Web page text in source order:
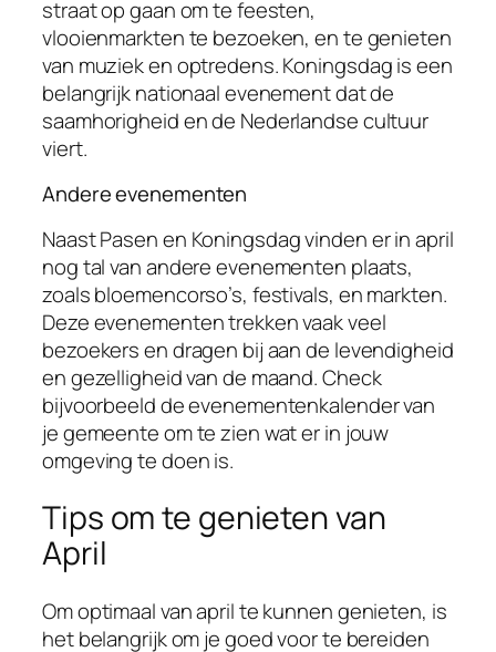
straat op gaan om te feesten,
vlooienmarkten te bezoeken, en te genieten
van muziek en optredens. Koningsdag is een
belangrijk nationaal evenement dat de
saamhorigheid en de Nederlandse cultuur
viert.
Andere evenementen
Naast Pasen en Koningsdag vinden er in april
nog tal van andere evenementen plaats,
zoals bloemencorso’s, festivals, en markten.
Deze evenementen trekken vaak veel
bezoekers en dragen bij aan de levendigheid
en gezelligheid van de maand. Check
bijvoorbeeld de evenementenkalender van
je gemeente om te zien wat er in jouw
omgeving te doen is.
Tips om te genieten van
April
Om optimaal van april te kunnen genieten, is
het belangrijk om je goed voor te bereiden